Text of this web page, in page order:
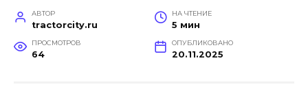
АВТОР
tractorcity.ru
НА ЧТЕНИЕ
5 мин
ПРОСМОТРОВ
64
ОПУБЛИКОВАНО
20.11.2025